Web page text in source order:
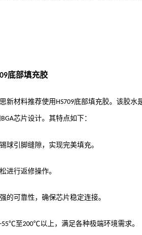
底部填充胶
新材料推荐使用 HS709底部填充胶。该胶水
BGA芯片设计。其特点如下：
球引脚缝隙，实现完美填充。
进行返修操作。
的可靠性，确保芯片稳定连接。
-55℃至200℃以上，满足各种极端环境需求。